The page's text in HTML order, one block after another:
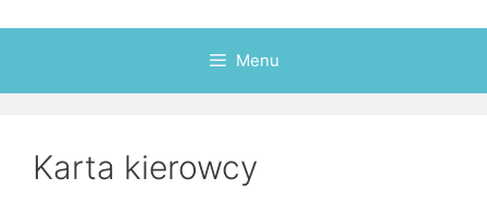
Menu
Karta kierowcy